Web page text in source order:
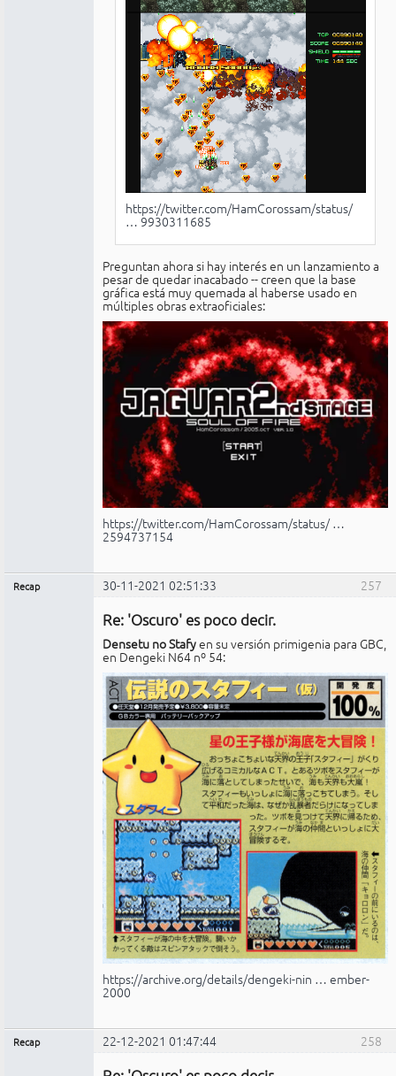
https://twitter.com/HamCorossam/status/
… 9930311685
Preguntan ahora si hay interés en un lanzamiento a
pesar de quedar inacabado -- creen que la base
gráfica está muy quemada al haberse usado en
múltiples obras extraoficiales:
https://twitter.com/HamCorossam/status/ …
2594737154
257
Recap 30-11-2021 02:51:33
Re: 'Oscuro' es poco decir.
Densetu no Stafyen su versión primigenia para GBC,
en Dengeki N64 nº 54:
https://archive.org/details/dengeki-nin … ember-
2000
258
Recap 22-12-2021 01:47:44